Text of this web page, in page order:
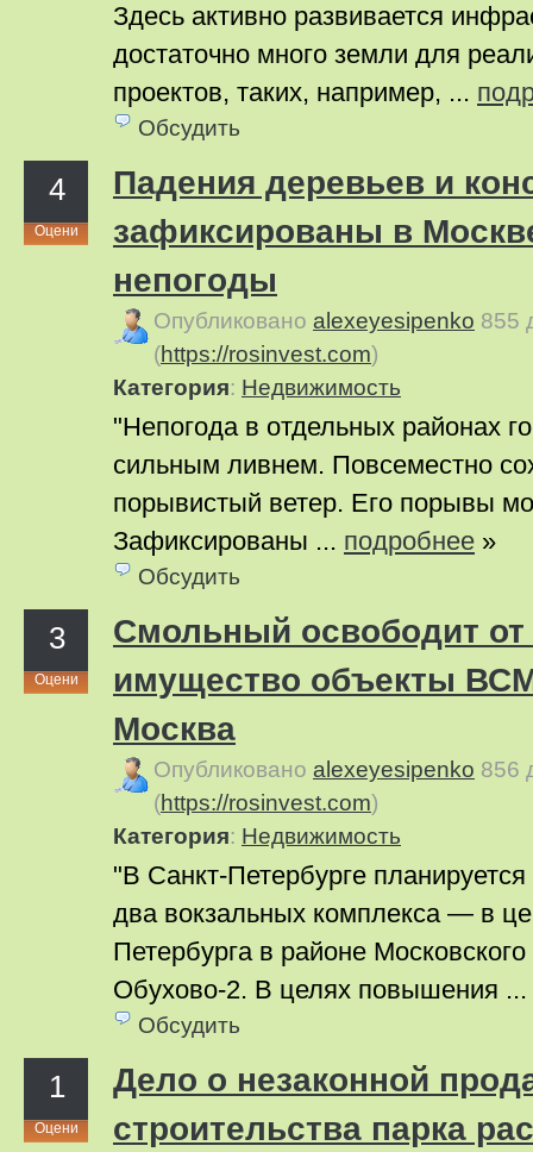
Здесь активно развивается
достаточно много земли для
проектов, таких, например, ...
Обсудить
4
Оцени
Падения деревьев и
зафиксированы в
непогоды
Опубликовано alexeyesipenko 855
(https://rosinvest.com)
Категория: Недвижимость
"Непогода в отдельных районах
сильным ливнем. Повсеместно
порывистый ветер. Его порывы
Зафиксированы ... подробнее »
Обсудить
3
Оцени
Смольный освободит от
имущество объекты
Москва
Опубликовано alexeyesipenko 856
(https://rosinvest.com)
Категория: Недвижимость
"В Санкт-Петербурге
два вокзальных комплекса — в
Петербурга в районе
Обухово-2. В целях повышения ...
Обсудить
1
Оцени
Дело о незаконной
строительства парка